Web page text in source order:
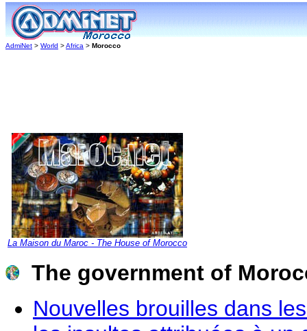
AdmiNet > World >Africa > Morocco
La Maison du Maroc - The House of Morocco
The government of
Nouvelles brouilles dans